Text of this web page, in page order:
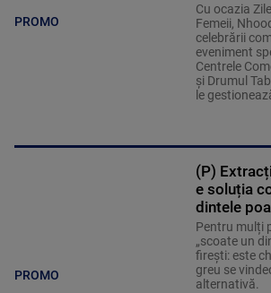
PROMO
Cu ocazia
Femeii,
celebrării
eveniment
Centrele
și Drumul
le
PROMO
(P)
e soluția
dintele
Pentru mulți
„scoate un
firești: este
greu se
alternativă.